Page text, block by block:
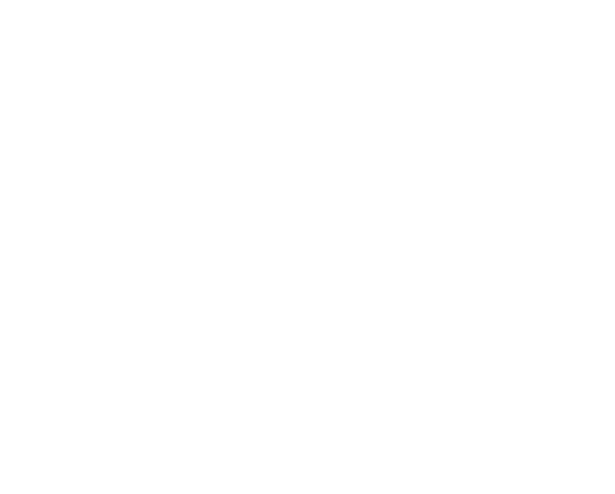
incaltaminte, coafuri, tunsori, desene de colorat, poze cu modele de manichiuri!❤️